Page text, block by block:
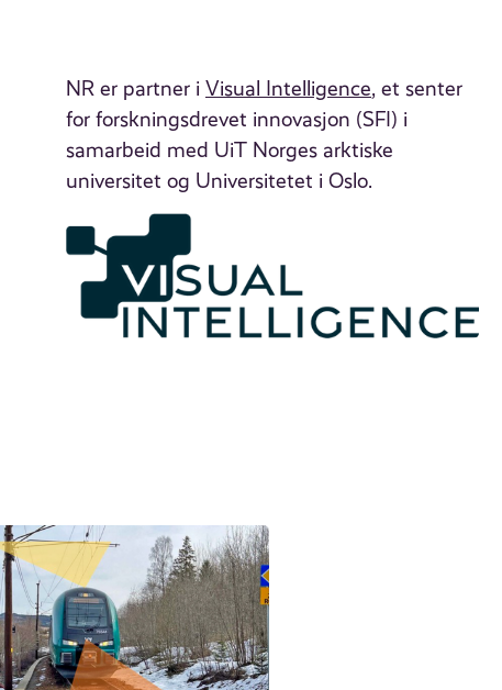
NR er partner i Visual Intelligence, et senter
for forskningsdrevet innovasjon (SFI) i
samarbeid med UiT Norges arktiske
universitet og Universitetet i Oslo.